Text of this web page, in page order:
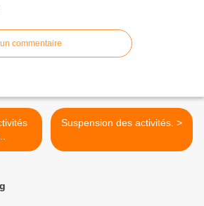
commentaire
Suspension des activités. >